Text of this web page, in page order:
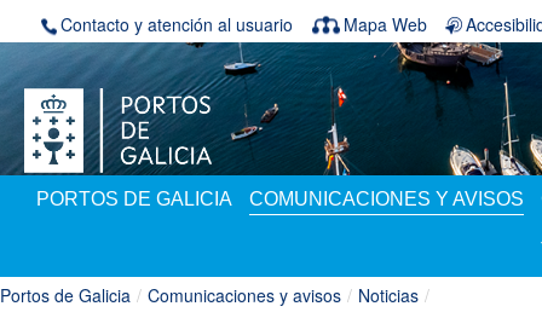
Saltar al contenido
Contacto y atención al usuario Mapa Web
PORTOS DE GALICIA COMUNICACIONES Y AVISOS
Portos de Galicia / Comunicaciones y avisos / Noticias /